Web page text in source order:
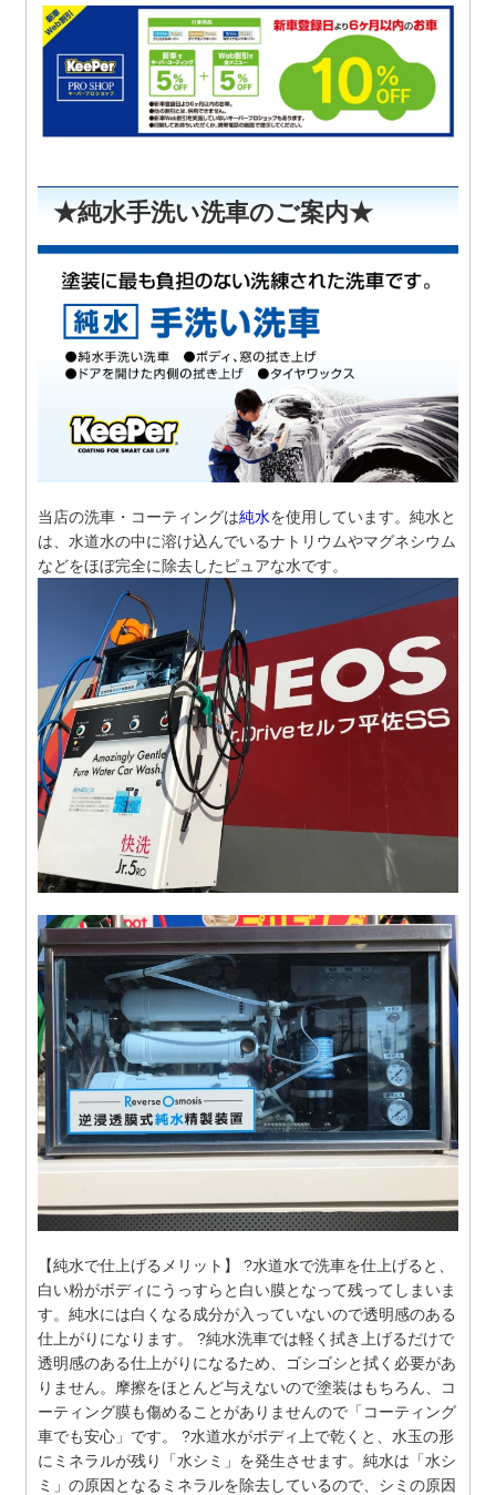
★純水手洗い洗車のご案内★
当店の洗車・コーティングは純水を使用しています。純水と
は、水道水の中に溶け込んでいるナトリウムやマグネシウム
などをほぼ完全に除去したピュアな水です。
【純水で仕上げるメリット】 ?水道水で洗車を仕上げると、
白い粉がボディにうっすらと白い膜となって残ってしまいま
す。純水には白くなる成分が入っていないので透明感のある
仕上がりになります。 ?純水洗車では軽く拭き上げるだけで
透明感のある仕上がりになるため、ゴシゴシと拭く必要があ
りません。摩擦をほとんど与えないので塗装はもちろん、コ
ーティング膜も傷めることがありませんので「コーティング
車でも安心」です。 ?水道水がボディ上で乾くと、水玉の形
にミネラルが残り「水シミ」を発生させます。純水は「水シ
ミ」の原因となるミネラルを除去しているので、シミの原因